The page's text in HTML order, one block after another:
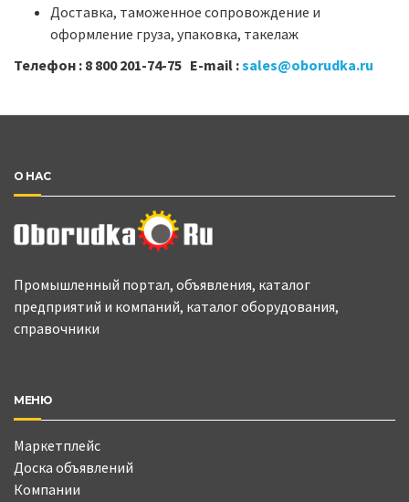
Доставка, таможенное сопровождение и
оформление груза, упаковка, такелаж
Телефон : 8 800 201-74-75 Е-mail :sales@oborudka.ru
О НАС
Промышленный портал, объявления, каталог
предприятий и компаний, каталог оборудования,
справочники
МЕНЮ
Маркетплейс
Доска объявлений
Компании